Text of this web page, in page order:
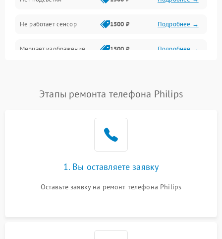
Не работает сенсор 1500 ₽ Подробнее →
Мерцает изображение 1500 ₽ Подробнее →
Не работает Face ID 4000 ₽ Подробнее →
Этапы ремонта телефона Philips
1. Вы оставляете заявку
Оставьте заявку на ремонт телефона Philips